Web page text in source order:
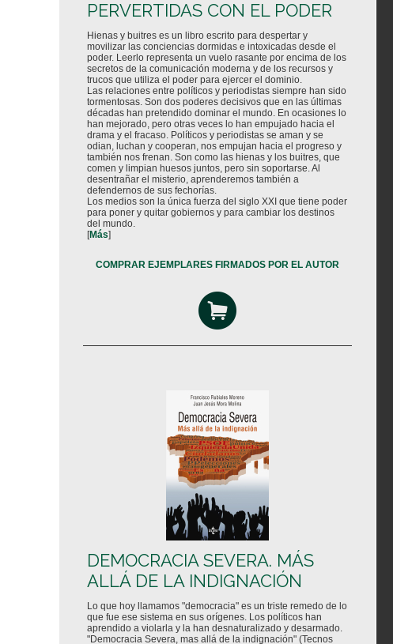
PERVERTIDAS CON EL PODER
Hienas y buitres es un libro escrito para despertar y
movilizar las conciencias dormidas e intoxicadas desde el
poder. Leerlo representa un vuelo rasante por encima de los
secretos de la comunicación moderna y de los recursos y
trucos que utiliza el poder para ejercer el dominio.
Las relaciones entre políticos y periodistas siempre han sido
tormentosas. Son dos poderes decisivos que en las últimas
décadas han pretendido dominar el mundo. En ocasiones lo
han mejorado, pero otras veces lo han empujado hacia el
drama y el fracaso. Políticos y periodistas se aman y se
odian, luchan y cooperan, nos empujan hacia el progreso y
también nos frenan. Son como las hienas y los buitres, que
comen y limpian huesos juntos, pero sin soportarse. Al
desentrañar el misterio, aprenderemos también a
defendernos de sus fechorías.
Los medios son la única fuerza del siglo XXI que tiene poder
para poner y quitar gobiernos y para cambiar los destinos
del mundo.
[Más]
COMPRAR EJEMPLARES FIRMADOS POR EL AUTOR
DEMOCRACIA SEVERA. MÁS
ALLÁ DE LA INDIGNACIÓN
Lo que hoy llamamos "democracia" es un triste remedo de lo
que fue ese sistema en sus orígenes. Los políticos han
aprendido a violarla y la han desnaturalizado y desarmado.
"Democracia Severa, mas allá de la indignación" (Tecnos